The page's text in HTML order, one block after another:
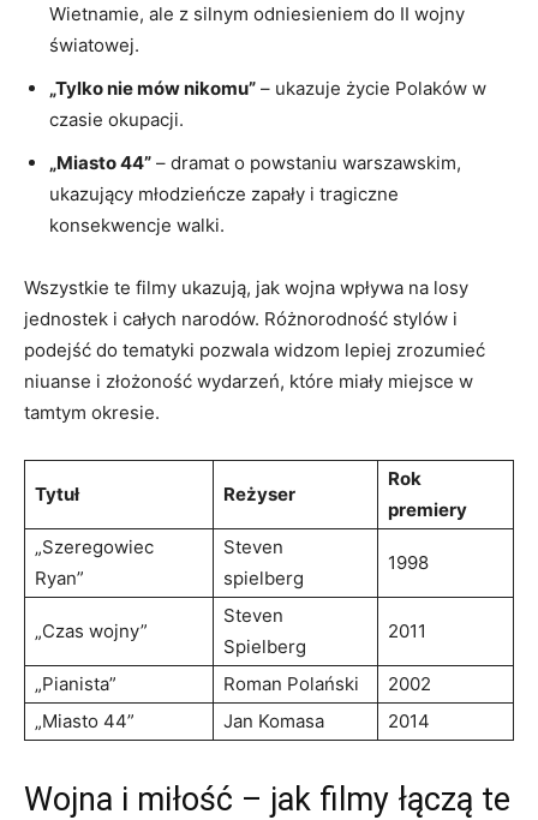
Wietnamie, ale z silnym odniesieniem do II wojny
światowej.
„Tylko nie mów nikomu” – ukazuje życie Polaków w
czasie okupacji.
„Miasto 44” – dramat o powstaniu warszawskim,
ukazujący młodzieńcze zapały i tragiczne
konsekwencje walki.
Wszystkie te filmy ukazują, jak wojna wpływa na losy
jednostek i całych narodów. Różnorodność stylów i
podejść do tematyki pozwala widzom lepiej zrozumieć
niuanse i złożoność wydarzeń, które miały miejsce w
tamtym okresie.
Tytuł Reżyser
Rok
premiery
„Szeregowiec
Ryan”
Steven
spielberg
1998
„Czas wojny”
Steven
Spielberg
2011
„Pianista” Roman Polański
2002
„Miasto 44”
Jan Komasa 2014
Wojna i miłość – jak filmy łączą te